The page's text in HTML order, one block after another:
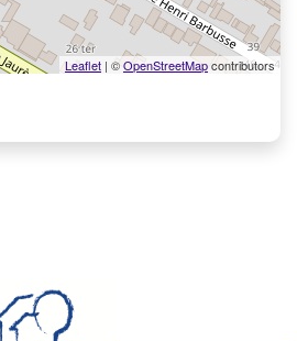
Leaflet | ©OpenStreetMapcontributors